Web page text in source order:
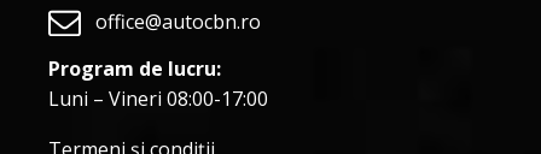
office@autocbn.ro
Program de lucru:
Luni – Vineri 08:00-17:00